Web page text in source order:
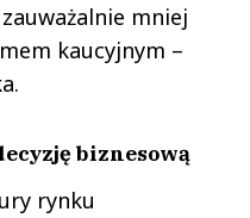
mniej
kaucyjnym –
biznesową
rynku